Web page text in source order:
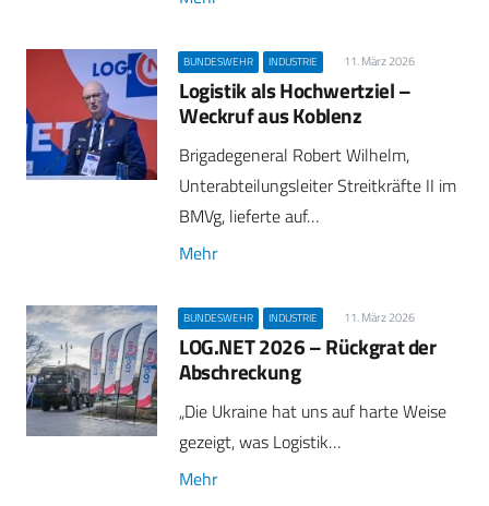
BUNDESWEHR INDUSTRIE 11. März 2026
Logistik als Hochwertziel –
Weckruf aus Koblenz
Brigadegeneral Robert Wilhelm,
Unterabteilungsleiter Streitkräfte II im
BMVg, lieferte auf…
Mehr
BUNDESWEHR INDUSTRIE 11. März 2026
LOG.NET 2026 – Rückgrat der
Abschreckung
„Die Ukraine hat uns auf harte Weise
gezeigt, was Logistik…
Mehr